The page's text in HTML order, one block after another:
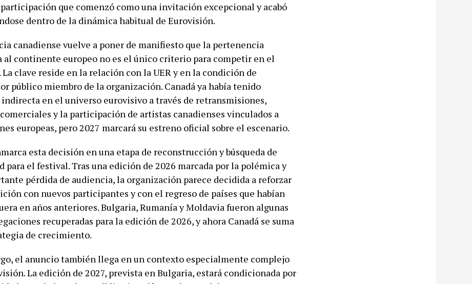
que comenzó como una invitación excepcional y acabó
dentro de la dinámica habitual de Eurovisión.
canadiense vuelve a poner de manifiesto que la pertenencia
al continente europeo no es el único criterio para competir en el
clave reside en la relación con la UER y en la condición de
público miembro de la organización. Canadá ya había tenido
en el universo eurovisivo a través de retransmisiones,
y la participación de artistas canadienses vinculados a
europeas, pero 2027 marcará su estreno oficial sobre el escenario.
esta decisión en una etapa de reconstrucción y búsqueda de
para el festival. Tras una edición de 2026 marcada por la polémica y
pérdida de audiencia, la organización parece decidida a reforzar
con nuevos participantes y con el regreso de países que habían
en años anteriores. Bulgaria, Rumanía y Moldavia fueron algunas
recuperadas para la edición de 2026, y ahora Canadá se suma
de crecimiento.
el anuncio también llega en un contexto especialmente complejo
La edición de 2027, prevista en Bulgaria, estará condicionada por